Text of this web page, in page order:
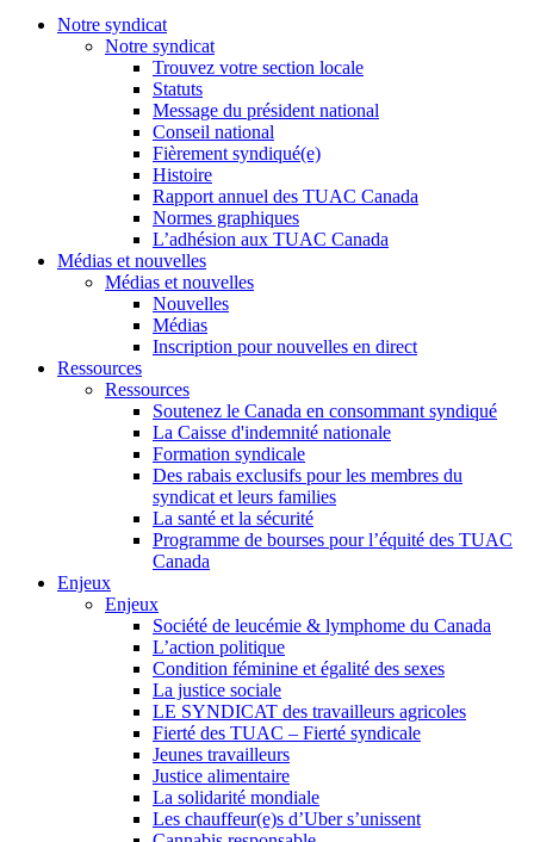
Notre syndicat
Notre syndicat
Trouvez votre section locale
Statuts
Message du président national
Conseil national
Fièrement syndiqué(e)
Histoire
Rapport annuel des TUAC Canada
Normes graphiques
L’adhésion aux TUAC Canada
Médias et nouvelles
Médias et nouvelles
Nouvelles
Médias
Inscription pour nouvelles en direct
Ressources
Ressources
Soutenez le Canada en consommant syndiqué
La Caisse d'indemnité nationale
Formation syndicale
Des rabais exclusifs pour les membres du
syndicat et leurs families
La santé et la sécurité
Programme de bourses pour l’équité des TUAC
Canada
Enjeux
Enjeux
Société de leucémie & lymphome du Canada
L’action politique
Condition féminine et égalité des sexes
La justice sociale
LE SYNDICAT des travailleurs agricoles
Fierté des TUAC – Fierté syndicale
Jeunes travailleurs
Justice alimentaire
La solidarité mondiale
Les chauffeur(e)s d’Uber s’unissent